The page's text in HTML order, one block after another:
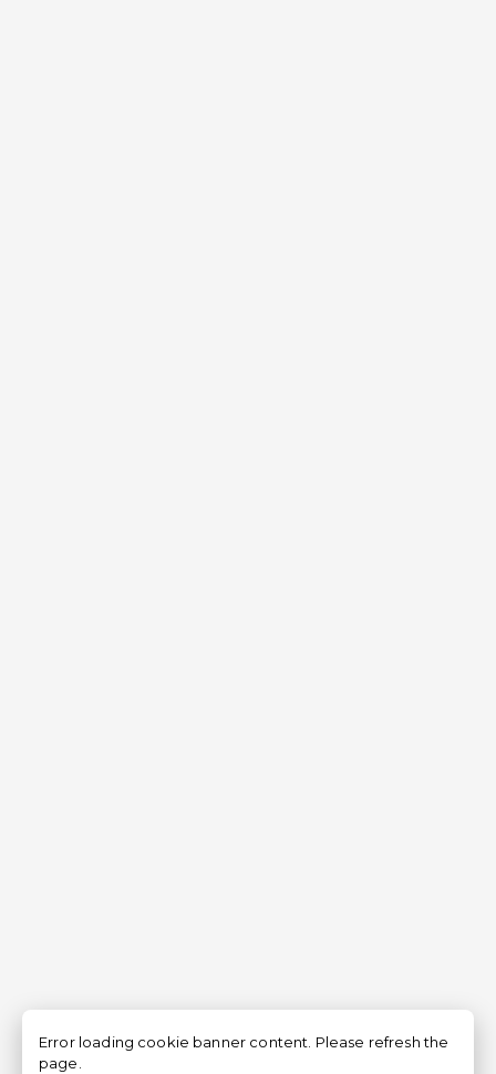
Error loading cookie banner content. Please refresh the
page.